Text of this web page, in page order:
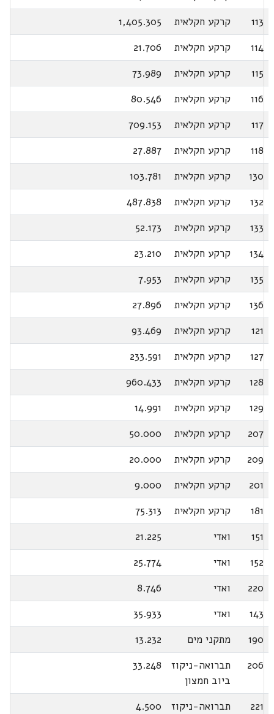
113
קרקע חקלאית
1,405.305
114
קרקע חקלאית
21.706
115
קרקע חקלאית
73.989
116
קרקע חקלאית
80.546
117
קרקע חקלאית
709.153
118
קרקע חקלאית
27.887
130
קרקע חקלאית
103.781
132
קרקע חקלאית
487.838
133
קרקע חקלאית
52.173
134
קרקע חקלאית
23.210
135
קרקע חקלאית
7.953
136
קרקע חקלאית
27.896
121
קרקע חקלאית
93.469
127
קרקע חקלאית
233.591
128
קרקע חקלאית
960.433
129
קרקע חקלאית
14.991
207
קרקע חקלאית
50.000
209
קרקע חקלאית
20.000
201
קרקע חקלאית
9.000
181
קרקע חקלאית
75.313
151
ואדי
21.225
152
ואדי
25.774
220
ואדי
8.746
143
ואדי
35.933
190
מתקני מים
13.232
206
תברואה-ניקוז
ביוב חמצון
33.248
221
תברואה-ניקוז
4.500